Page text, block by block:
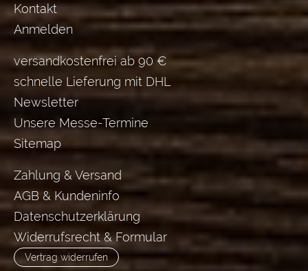
Kontakt
Anmelden
versandkostenfrei ab 90 €
schnelle Lieferung mit DHL
Newsletter
Unsere Messe-Termine
Sitemap
Zahlung & Versand
AGB & Kundeninfo
Datenschutzerklärung
Widerrufsrecht & Formular
Vertrag widerrufen